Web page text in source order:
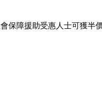
保障援助受惠人士可獲半